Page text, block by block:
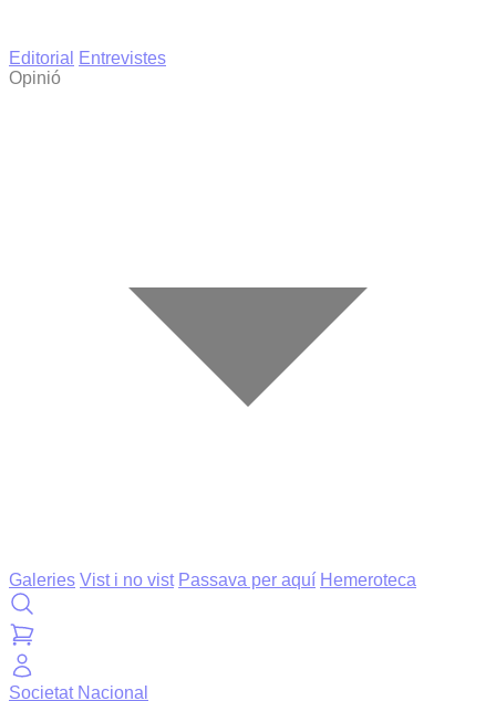
Editorial
Entrevistes
Opinió
Galeries Vist i no vist Passava per aquí Hemeroteca
Societat Nacional